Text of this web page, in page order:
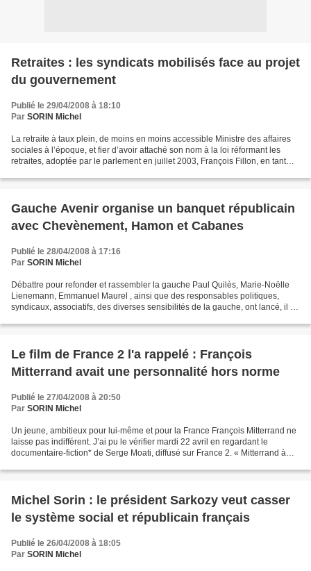
Retraites : les syndicats mobilisés face au projet
du gouvernement
Publié le 29/04/2008 à 18:10
Par SORIN Michel
La retraite à taux plein, de moins en moins accessible Ministre des affaires
sociales à l’époque, et fier d’avoir attaché son nom à la loi réformant les
retraites, adoptée par le parlement en juillet 2003, François Fillon, en tant
Gauche Avenir organise un banquet républicain
avec Chevènement, Hamon et Cabanes
Publié le 28/04/2008 à 17:16
Par SORIN Michel
Débattre pour refonder et rassembler la gauche Paul Quilès, Marie-Noëlle
Lienemann, Emmanuel Maurel , ainsi que des responsables politiques,
syndicaux, associatifs, des diverses sensibilités de la gauche, ont lancé, il y
Le film de France 2 l'a rappelé : François
Mitterrand avait une personnalité hors norme
Publié le 27/04/2008 à 20:50
Par SORIN Michel
Un jeune, ambitieux pour lui-même et pour la France François Mitterrand ne
laisse pas indifférent. J’ai pu le vérifier mardi 22 avril en regardant le
documentaire-fiction* de Serge Moati, diffusé sur France 2. « Mitterrand à
Michel Sorin : le président Sarkozy veut casser
le système social et républicain français
Publié le 26/04/2008 à 18:05
Par SORIN Michel